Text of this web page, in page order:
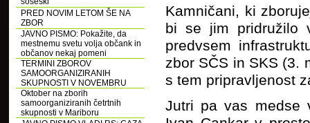
PRED NOVIM LETOM ŠE NA
ZBOR
JAVNO PISMO: Pokažite, da
mestnemu svetu volja občank in
občanov nekaj pomeni
TERMINI ZBOROV
SAMOORGANIZIRANIH
SKUPNOSTI V NOVEMBRU
Oktober na zborih
samoorganiziranih četrtnih
skupnosti v Mariboru
Kamničani, ki
bi se jim pridružilo
predvsem
zbor SČS in SKS (3.
s tem pripravljenost
Jutri pa vas medse